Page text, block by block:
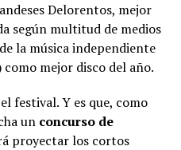
Delorentos, mejor
según multitud de medios
la música independiente
mejor disco del año.
festival. Y es que, como
un concurso de
proyectar los cortos